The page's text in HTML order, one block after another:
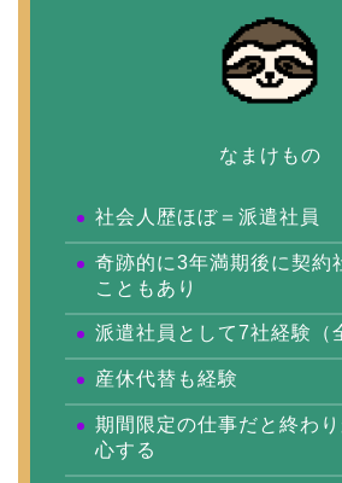
なまけもの
社会人歴ほぼ＝派遣社員
奇跡的に3年満期後に契約
こともあり
派遣社員として7社経験（
産休代替も経験
期間限定の仕事だと終わ
心する